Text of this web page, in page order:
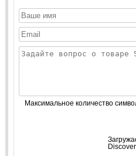
Максимальное количество